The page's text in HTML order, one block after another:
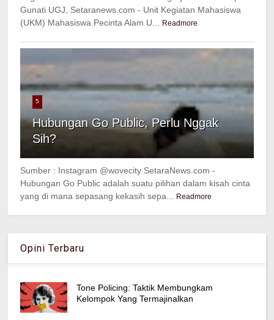
Gunati UGJ, Setaranews.com - Unit Kegiatan Mahasiswa
(UKM) Mahasiswa Pecinta Alam U...
Readmore
5
Hubungan Go Public, Perlu Nggak
Sih?
Sumber : Instagram @wovecity SetaraNews.com -
Hubungan Go Public adalah suatu pilihan dalam kisah cinta
yang di mana sepasang kekasih sepa...
Readmore
Opini Terbaru
Tone Policing: Taktik Membungkam
Kelompok Yang Termajinalkan